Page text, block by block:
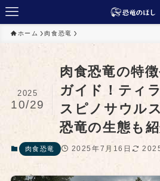
ホーム 肉食恐竜
肉食恐竜の特
ガイド！ティ
スピノサウル
恐竜の生態も
2025
10/29
肉食恐竜 2025年7月16日